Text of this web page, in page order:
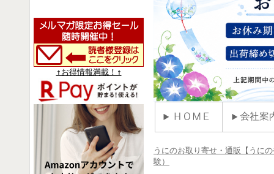
↑お得情報満載！↑
うにのお取り寄せ・通販【うに
験）